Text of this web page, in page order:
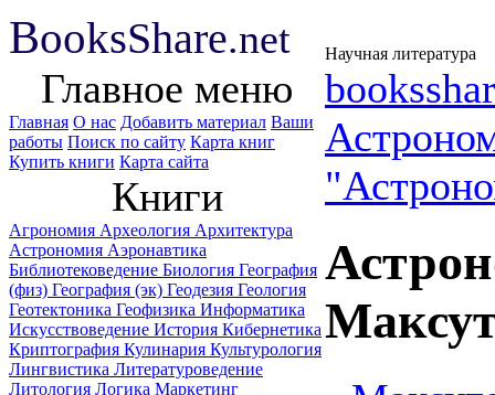
BooksShare.net Научная литература
Главное меню
Главная О нас Добавить материал Ваши
работы Поиск по сайту Карта книг
Купить книги Карта сайта
Книги
Агрономия Археология Архитектура
Астрономия Аэронавтика
Библиотековедение Биология География
(физ) География (эк) Геодезия Геология
Геотектоника Геофизика Информатика
Искусствоведение История Кибернетика
Криптография Кулинария Культурология
Лингвистика Литературоведение
Литология Логика Маркетинг